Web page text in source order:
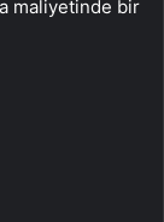
maliyetinde bir